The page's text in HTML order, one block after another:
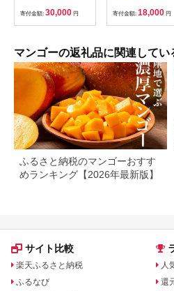
マンゴー 2kg アップ
ルマンゴー アーウィ
ンマンゴー 国産 完熟
だもの フルーツ 完熟
夏 旬 特産品 沖縄 お
取り寄せ お土産 甘い
濃厚 沖縄県 糸満市 送
寄付金額: 30,000 円
ト（限定70セット）
寄付金額: 18,000 円
マンゴーの返礼品に関連してい
ふるさと納税のマンゴーおすす
めランキング【2026年最新版】
サイト比較
楽天ふるさと納税
ふるなび
人
還